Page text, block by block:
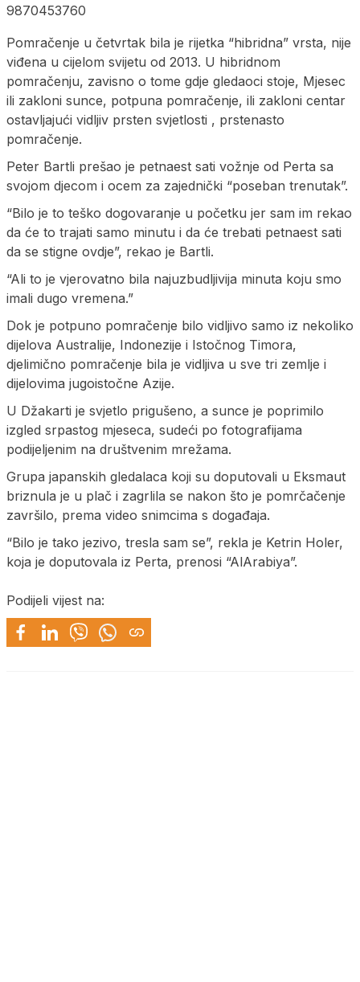
9870453760
Pomračenje u četvrtak bila je rijetka “hibridna” vrsta, nije
viđena u cijelom svijetu od 2013. U hibridnom
pomračenju, zavisno o tome gdje gledaoci stoje, Mjesec
ili zakloni sunce, potpuna pomračenje, ili zakloni centar
ostavljajući vidljiv prsten svjetlosti , prstenasto
pomračenje.
Peter Bartli prešao je petnaest sati vožnje od Perta sa
svojom djecom i ocem za zajednički “poseban trenutak”.
“Bilo je to teško dogovaranje u početku jer sam im rekao
da će to trajati samo minutu i da će trebati petnaest sati
da se stigne ovdje”, rekao je Bartli.
“Ali to je vjerovatno bila najuzbudljivija minuta koju smo
imali dugo vremena.”
Dok je potpuno pomračenje bilo vidljivo samo iz nekoliko
dijelova Australije, Indonezije i Istočnog Timora,
djelimično pomračenje bila je vidljiva u sve tri zemlje i
dijelovima jugoistočne Azije.
U Džakarti je svjetlo prigušeno, a sunce je poprimilo
izgled srpastog mjeseca, sudeći po fotografijama
podijeljenim na društvenim mrežama.
Grupa japanskih gledalaca koji su doputovali u Eksmaut
briznula je u plač i zagrlila se nakon što je pomrčačenje
završilo, prema video snimcima s događaja.
“Bilo je tako jezivo, tresla sam se”, rekla je Ketrin Holer,
koja je doputovala iz Perta, prenosi “AlArabiya”.
Podijeli vijest na: